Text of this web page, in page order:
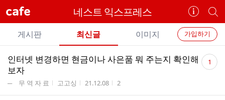
cafe 네스트 익스프레스
카
페
정
보
기
개
별
카
페
검
색
카
페
메
가입하기
게시판 최신글 이미지
전
체
글
인터넷 변경하면 현금이나 사은품 뭐 주는지 확인해
보자
게시판명
─ 무 역 자 료 작성자
고고싱 작성시간
21.12.08 조회수
2
댓
글 1